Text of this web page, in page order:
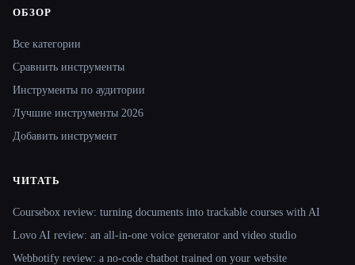
Site navigation
ОБЗОР
Все категории
Сравнить инструменты
Инструменты по аудитории
Лучшие инструменты 2026
Добавить инструмент
ЧИТАТЬ
Coursebox review: turning documents into trackable courses with AI
Lovo AI review: an all-in-one voice generator and video studio
Webbotify review: a no-code chatbot trained on your website